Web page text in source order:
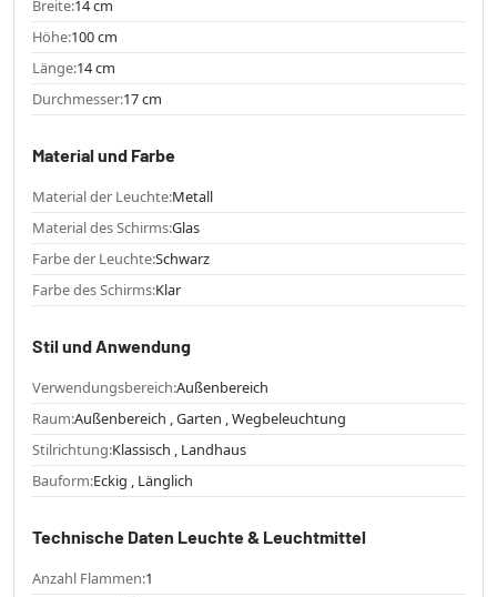
Breite:14 cm
Höhe:100 cm
Länge:14 cm
Durchmesser:17 cm
Material und Farbe
Material der Leuchte:Metall
Material des Schirms:Glas
Farbe der Leuchte:Schwarz
Farbe des Schirms:Klar
Stil und Anwendung
Verwendungsbereich:Außenbereich
Raum:Außenbereich , Garten , Wegbeleuchtung
Stilrichtung:Klassisch , Landhaus
Bauform:Eckig , Länglich
Technische Daten Leuchte & Leuchtmittel
Anzahl Flammen:1